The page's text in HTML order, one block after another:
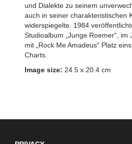
und Dialekte zu seinem
auch in seiner charakteristischen
widerspiegelte. 1984
Studioalbum „Junge Roemer“,
mit „Rock Me Amadeus“ Platz
Charts.
Image size: 24.5 x 20.4 cm